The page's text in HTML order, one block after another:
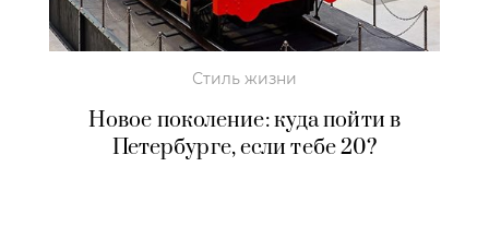
Стиль жизни
Новое поколение: куда пойти в
Петербурге, если тебе 20?